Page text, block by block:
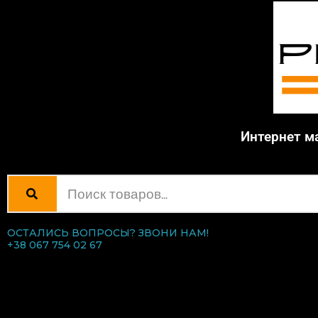
Интернет
ОСТАЛИСЬ ВОПРОСЫ? ЗВОНИ НАМ!
+38 067 754 02 67